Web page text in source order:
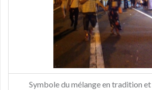
Symbole du mélange en tradition